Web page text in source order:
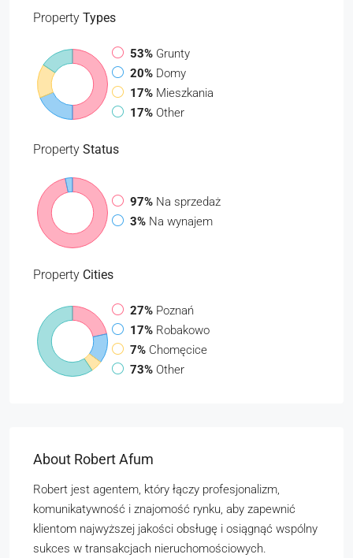
Property Types
53% Grunty
20% Domy
17% Mieszkania
17% Other
Property Status
97% Na sprzedaż
3% Na wynajem
Property Cities
27% Poznań
17% Robakowo
7% Chomęcice
73% Other
About Robert Afum
Robert jest agentem, który łączy profesjonalizm,
komunikatywność i znajomość rynku, aby zapewnić
klientom najwyższej jakości obsługę i osiągnąć wspólny
sukces w transakcjach nieruchomościowych.